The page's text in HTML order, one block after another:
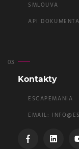
SMLOUVA
API
Kontakty
ESCAPEMANIA
EMAIL: